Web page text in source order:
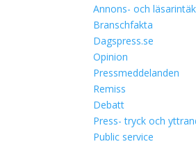
Annons- och
Branschfakta
Dagspress.se
Opinion
Pressmeddelanden
Remiss
Debatt
Press- tryck och
Public service